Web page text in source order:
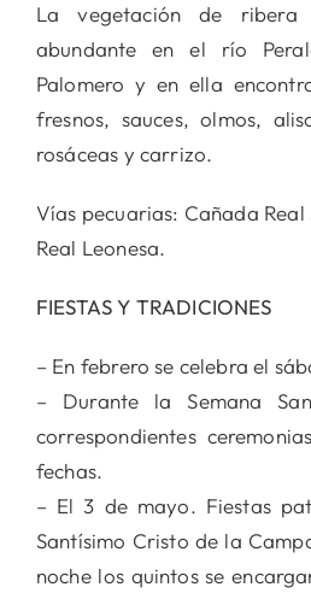
La vegetación de ribera
abundante en el río
Palomero y en ella
fresnos, sauces, olmos,
rosáceas y carrizo.
Vías pecuarias: Cañada
Real Leonesa.
FIESTAS Y TRADICIONES
– En febrero se celebra el
– Durante la Semana
correspondientes
fechas.
– El 3 de mayo. Fiestas
Santísimo Cristo de la
noche los quintos se